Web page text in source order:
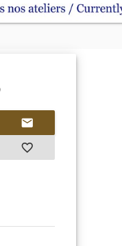
mail
favorite_border